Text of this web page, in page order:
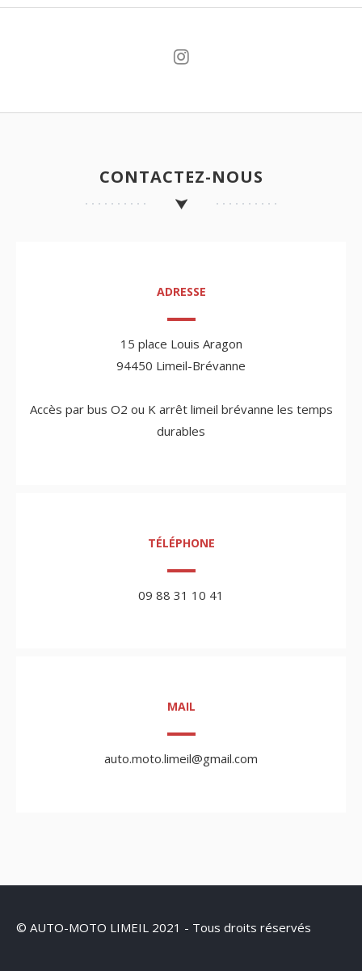
CONTACTEZ-NOUS
ADRESSE
15 place Louis Aragon
94450 Limeil-Brévanne
Accès par bus O2 ou K arrêt limeil brévanne les temps
durables
TÉLÉPHONE
09 88 31 10 41
MAIL
auto.moto.limeil@gmail.com
© AUTO-MOTO LIMEIL 2021 - Tous droits réservés